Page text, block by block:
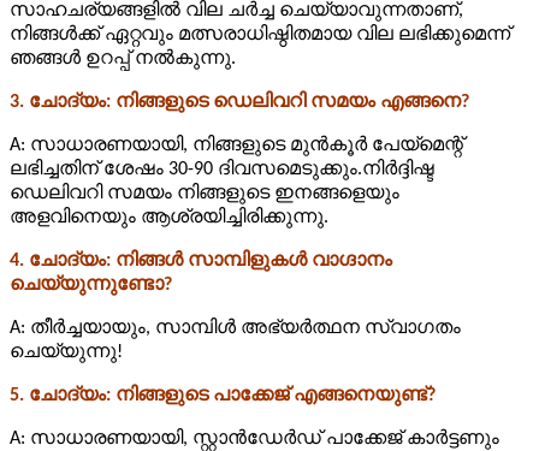
സാഹചര്യങ്ങളിൽ വില ചർച്ച ചെയ്യാവുന്നതാണ്,
നിങ്ങൾക്ക് ഏറ്റവും മത്സരാധിഷ്ഠിതമായ വില ലഭിക്കുമെന്ന്
ഞങ്ങൾ ഉറപ്പ് നൽകുന്നു.
3. ചോദ്യം: നിങ്ങളുടെ ഡെലിവറി സമയം എങ്ങനെ?
A: സാധാരണയായി, നിങ്ങളുടെ മുൻകൂർ പേയ്‌മെന്റ്
ലഭിച്ചതിന് ശേഷം 30-90 ദിവസമെടുക്കും.നിർദ്ദിഷ്ട
ഡെലിവറി സമയം നിങ്ങളുടെ ഇനങ്ങളെയും
അളവിനെയും ആശ്രയിച്ചിരിക്കുന്നു.
4. ചോദ്യം: നിങ്ങൾ സാമ്പിളുകൾ വാഗ്ദാനം
ചെയ്യുന്നുണ്ടോ?
A: തീർച്ചയായും, സാമ്പിൾ അഭ്യർത്ഥന സ്വാഗതം
ചെയ്യുന്നു!
5. ചോദ്യം: നിങ്ങളുടെ പാക്കേജ് എങ്ങനെയുണ്ട്?
A: സാധാരണയായി, സ്റ്റാൻഡേർഡ് പാക്കേജ് കാർട്ടണും